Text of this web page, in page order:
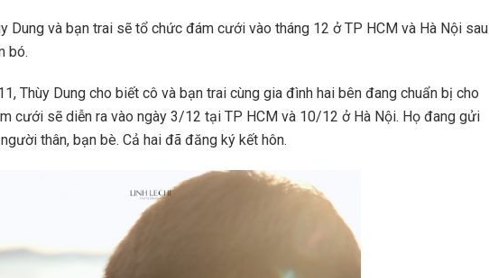
Dung và bạn trai sẽ tổ chức đám cưới vào tháng 12 ở TP HCM và Hà Nội sau
bó.
Thùy Dung cho biết cô và bạn trai cùng gia đình hai bên đang chuẩn bị cho
cưới sẽ diễn ra vào ngày 3/12 tại TP HCM và 10/12 ở Hà Nội. Họ đang gửi
thân, bạn bè. Cả hai đã đăng ký kết hôn.